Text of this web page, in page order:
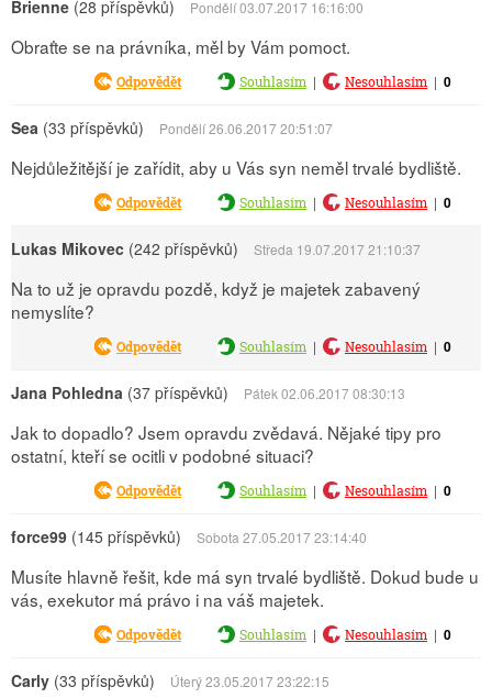
Brienne (28 příspěvků) Pondělí 03.07.2017 16:16:00
Obraťte se na právníka, měl by Vám pomoct.
Odpovědět Souhlasím | Nesouhlasím | 0
Sea (33 příspěvků) Pondělí 26.06.2017 20:51:07
Nejdůležitější je zařídit, aby u Vás syn neměl trvalé bydliště.
Odpovědět Souhlasím | Nesouhlasím | 0
Lukas Mikovec (242 příspěvků) Středa 19.07.2017 21:10:37
Na to už je opravdu pozdě, když je majetek zabavený
nemyslíte?
Odpovědět Souhlasím | Nesouhlasím | 0
Jana Pohledna (37 příspěvků) Pátek 02.06.2017 08:30:13
Jak to dopadlo? Jsem opravdu zvědavá. Nějaké tipy pro
ostatní, kteří se ocitli v podobné situaci?
Odpovědět Souhlasím | Nesouhlasím | 0
force99 (145 příspěvků) Sobota 27.05.2017 23:14:40
Musíte hlavně řešit, kde má syn trvalé bydliště. Dokud bude u
vás, exekutor má právo i na váš majetek.
Odpovědět Souhlasím | Nesouhlasím | 0
Carly (33 příspěvků) Úterý 23.05.2017 23:22:15